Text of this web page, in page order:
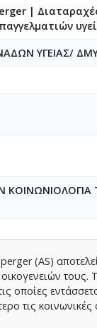
|
ΥΓΕΙΑΣ/
ΚΟΙΝΩΝΙΟΛΟΓΙΑ
(AS)
τους.
οποίες
τις κοινωνικές